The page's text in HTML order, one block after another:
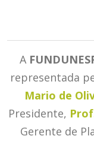
A
representada
Mario de
Presidente,
Gerente de